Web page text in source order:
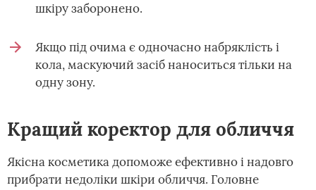
шкіру заборонено.
Якщо під очима є одночасно набряклість і
кола, маскуючий засіб наноситься тільки на
одну зону.
Кращий коректор для обличчя
Якісна косметика допоможе ефективно і надовго
прибрати недоліки шкіри обличчя. Головне